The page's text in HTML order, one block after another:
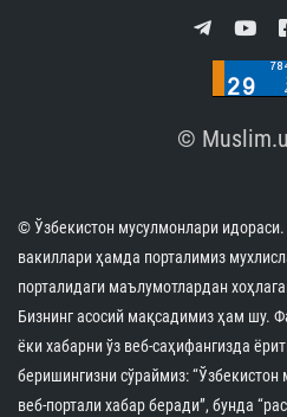
©
© Ўзбекистон мусулмонлари
вакиллари ҳамда порталимиз
порталидаги маълумотлардан
Бизнинг асосий мақсадимиз ҳам шу.
ёки хабарни ўз веб-саҳифангизда
беришингизни сўраймиз:
веб-портали хабар беради”, бунда